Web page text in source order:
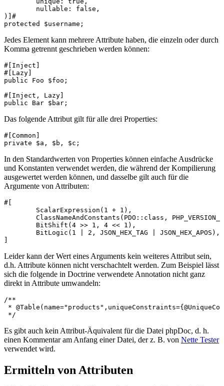
)]#
Jedes Element kann mehrere Attribute haben, die einzeln oder durch
Komma getrennt geschrieben werden können:
#[Inject]
#[Lazy]
public Foo $foo;
#[Inject, Lazy]
Das folgende Attribut gilt für alle drei Properties:
#[Common]
In den Standardwerten von Properties können einfache Ausdrücke
und Konstanten verwendet werden, die während der Kompilierung
ausgewertet werden können, und dasselbe gilt auch für die
Argumente von Attributen:
#[
Leider kann der Wert eines Arguments kein weiteres Attribut sein,
d.h. Attribute können nicht verschachtelt werden. Zum Beispiel lässt
sich die folgende in Doctrine verwendete Annotation nicht ganz
direkt in Attribute umwandeln:
/**
*
Es gibt auch kein Attribut-Äquivalent für die Datei phpDoc, d. h.
einen Kommentar am Anfang einer Datei, der z. B. von Nette Tester
verwendet wird.
Ermitteln von Attributen